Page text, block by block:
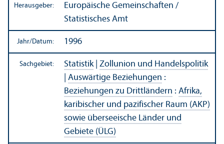
Herausgeber:
Europäische Gemeinschaften /
Statistisches Amt
Jahr/Datum: 1996
Sachgebiet: Statistik| Zollunion und Handels­politik
Auswärtige Beziehungen :
Beziehungen zu Drittländern : Afrika,
karibischer und pazifischer Raum (AKP)
sowie überseeische Länder und
Gebiete (ÜLG)